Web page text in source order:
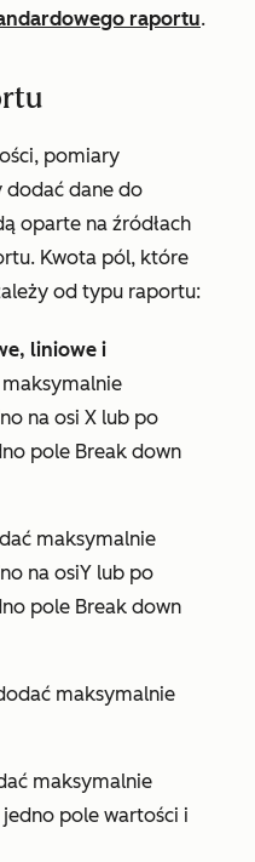
raportu.
pomiary
dodać dane do
oparte na źródłach
Kwota pól, które
od typu raportu:
liniowe i
na osi X lub po
pole Break down
maksymalnie
na osiY lub po
pole Break down
maksymalnie
maksymalnie
pole wartości i